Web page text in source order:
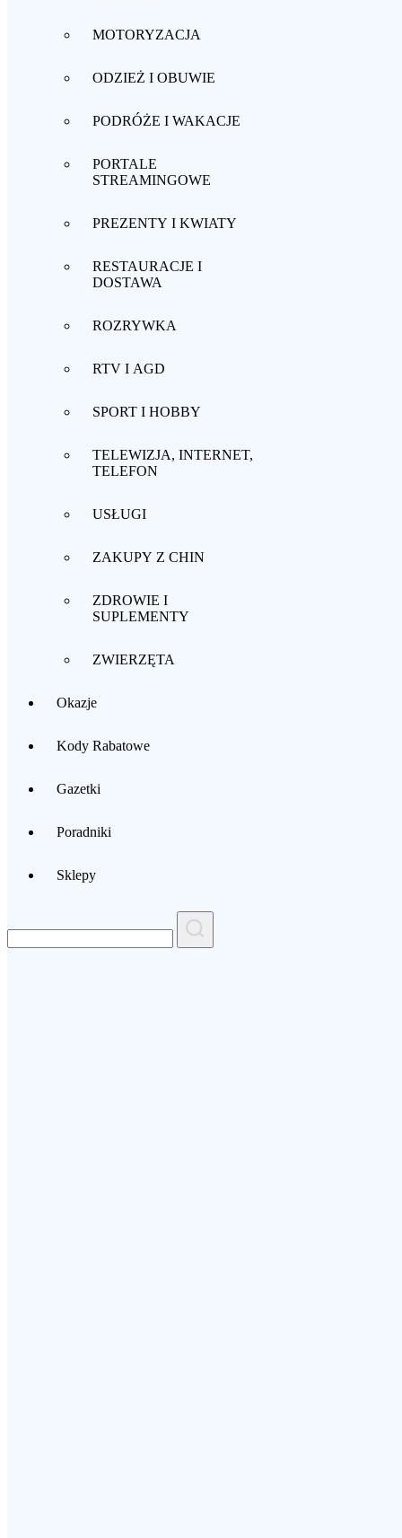
MOTORYZACJA
ODZIEŻ I OBUWIE
PODRÓŻE I WAKACJE
PORTALE
STREAMINGOWE
PREZENTY I KWIATY
RESTAURACJE I
DOSTAWA
ROZRYWKA
RTV I AGD
SPORT I HOBBY
TELEWIZJA, INTERNET,
TELEFON
USŁUGI
ZAKUPY Z CHIN
ZDROWIE I
SUPLEMENTY
ZWIERZĘTA
Okazje
Kody Rabatowe
Gazetki
Poradniki
Sklepy